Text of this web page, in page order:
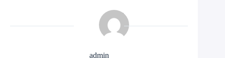
admin